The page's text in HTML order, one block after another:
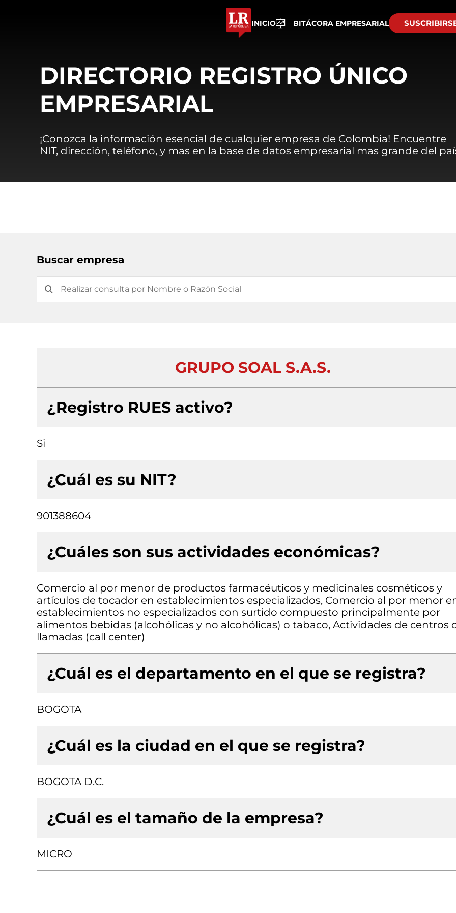
INICIO BITÁCORA EMPRESARIAL
DIRECTORIO REGISTRO ÚNICO
EMPRESARIAL
¡Conozca la información esencial de cualquier empresa de Colombia! Encuentre
NIT, dirección, teléfono, y mas en la base de datos empresarial mas grande del
Buscar empresa
GRUPO SOAL S.A.S.
¿Registro RUES activo?
Si
¿Cuál es su NIT?
901388604
¿Cuáles son sus actividades económicas?
Comercio al por menor de productos farmacéuticos y medicinales cosméticos y
artículos de tocador en establecimientos especializados, Comercio al por menor
establecimientos no especializados con surtido compuesto principalmente por
alimentos bebidas (alcohólicas y no alcohólicas) o tabaco, Actividades de centros
llamadas (call center)
¿Cuál es el departamento en el que se registra?
BOGOTA
¿Cuál es la ciudad en el que se registra?
BOGOTA D.C.
¿Cuál es el tamaño de la empresa?
MICRO